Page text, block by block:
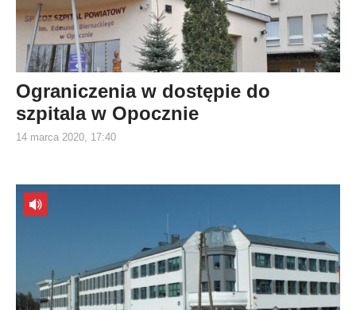
Ograniczenia w dostępie do
szpitala w Opocznie
14 marca 2020, 17:40